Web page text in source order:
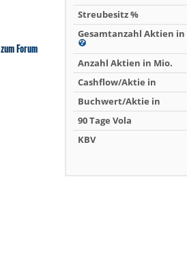
zum Forum
Streubesitz %
Gesamtanzahl Aktien in
Anzahl Aktien in Mio.
Cashflow/Aktie in
Buchwert/Aktie in
90 Tage Vola
KBV